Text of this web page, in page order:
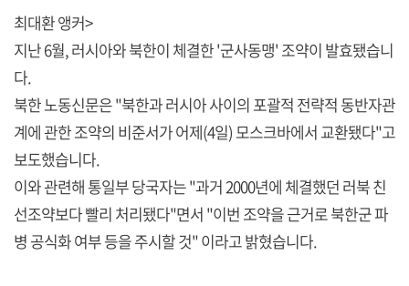
최대환 앵커>
지난 6월, 러시아와 북한이 체결한 '군사동맹' 조약이 발효됐습니
다.
북한 노동신문은 "북한과 러시아 사이의 포괄적 전략적 동반자관
계에 관한 조약의 비준서가 어제(4일) 모스크바에서 교환됐다"고
보도했습니다.
이와 관련해 통일부 당국자는 "과거 2000년에 체결했던 러북 친
선조약보다 빨리 처리됐다"면서 "이번 조약을 근거로 북한군 파
병 공식화 여부 등을 주시할 것" 이라고 밝혔습니다.